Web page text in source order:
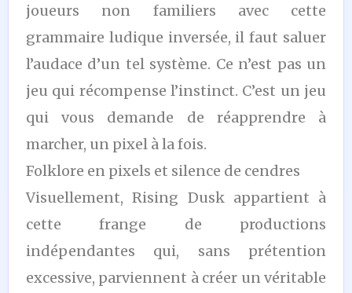
joueurs non familiers avec cette
grammaire ludique inversée, il faut saluer
l’audace d’un tel système. Ce n’est pas un
jeu qui récompense l’instinct. C’est un jeu
qui vous demande de réapprendre à
marcher, un pixel à la fois.
Folklore en pixels et silence de cendres
Visuellement, Rising Dusk appartient à
cette frange de productions
indépendantes qui, sans prétention
excessive, parviennent à créer un véritable